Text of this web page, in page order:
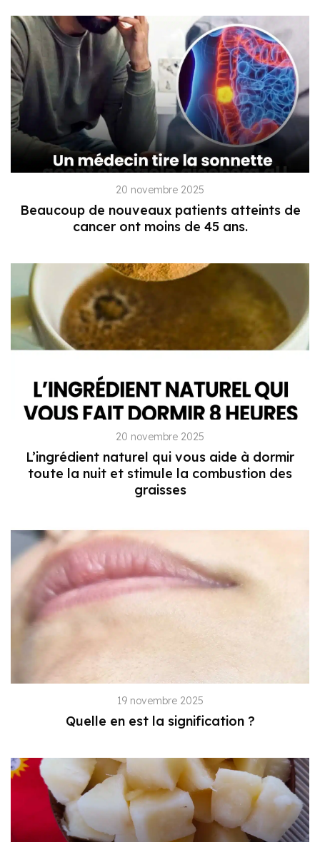
20 novembre 2025
Beaucoup de nouveaux patients atteints de
cancer ont moins de 45 ans.
20 novembre 2025
L’ingrédient naturel qui vous aide à dormir
toute la nuit et stimule la combustion des
graisses
19 novembre 2025
Quelle en est la signification ?